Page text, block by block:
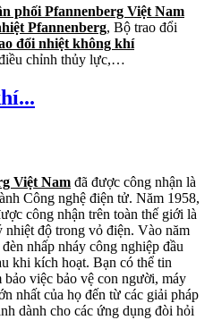
phối Pfannenberg Việt Nam
Pfannenberg, Bộ trao đổi
đổi nhiệt không khí
chỉnh thủy lực,…
Việt Nam đã được công nhận là
Công nghệ điện tử. Năm 1958,
công nhận trên toàn thế giới là
nhiệt độ trong vỏ điện. Vào năm
nhấp nháy công nghiệp đầu
khi kích hoạt. Bạn có thể tin
bảo việc bảo vệ con người, máy
nhất của họ đến từ các giải pháp
dành cho các ứng dụng đòi hỏi